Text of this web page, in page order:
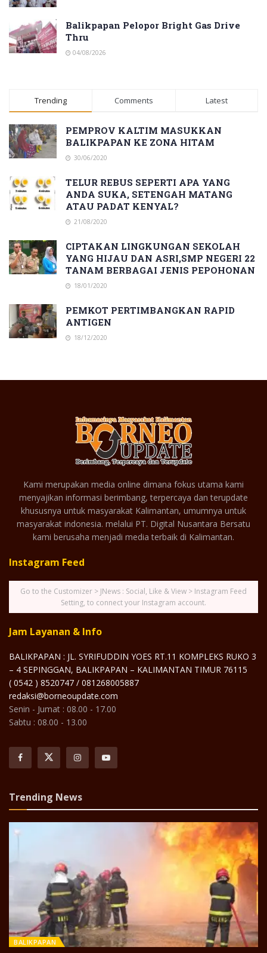
Balikpapan Pelopor Bright Gas Drive
Thru
04/08/2026
Trending Comments Latest
PEMPROV KALTIM MASUKKAN
BALIKPAPAN KE ZONA HITAM
30/06/2020
TELUR REBUS SEPERTI APA YANG
ANDA SUKA, SETENGAH MATANG
ATAU PADAT KENYAL?
21/08/2020
CIPTAKAN LINGKUNGAN SEKOLAH
YANG HIJAU DAN ASRI,SMP NEGERI 22
TANAM BERBAGAI JENIS PEPOHONAN
18/01/2020
PEMKOT PERTIMBANGKAN RAPID
ANTIGEN
18/12/2020
Kami merupakan media online dimana fokus utama kami
menyajikan informasi berimbang, terpercaya dan terupdate
khususnya untuk masyarakat Kalimantan, umumnya untuk
masyarakat indonesia. melalui PT. Digital Nusantara Bersatu
kami berusaha menjadi media terbaik di Kalimantan.
Instagram Feed
Go to the Customizer > JNews : Social, Like & View > Instagram Feed
Setting, to connect your Instagram account.
Jam Layanan & Info
BALIKPAPAN : JL. SYRIFUDDIN YOES RT.11 KOMPLEKS RUKO 3
– 4 SEPINGGAN, BALIKPAPAN – KALIMANTAN TIMUR 76115
( 0542 ) 8520747 / 081268005887
redaksi@borneoupdate.com
Senin - Jumat : 08.00 - 17.00
Sabtu : 08.00 - 13.00
Trending News
BALIKPAPAN